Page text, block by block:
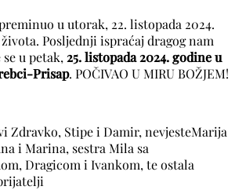
u utorak, 22. listopada 2024.
Posljednji ispraćaj dragog nam
u petak, 25. listopada 2024. godine u
Prisap. POČIVAO U MIRU BOŽJEM!
Zdravko, Stipe i Damir, nevjesteMarija
i Marina, sestra Mila sa
Dragicom i Ivankom, te ostala